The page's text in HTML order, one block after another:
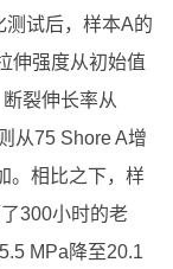
测试后，样本A的
伸强度从初始值
裂伸长率从
从75 Shore A增
。相比之下，样
300小时的老
MPa降至20.1